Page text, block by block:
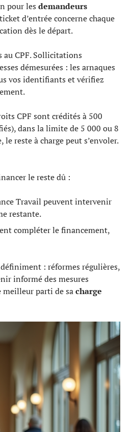
pour les demandeurs
d’entrée concerne chaque
dès le départ.
CPF. Sollicitations
démesurées : les arnaques
vos identifiants et vérifiez
CPF sont crédités à 500
dans la limite de 5 000 ou 8
le reste à charge peut s’envoler.
le reste dû :
Travail peuvent intervenir
restante.
compléter le financement,
: réformes régulières,
informé des mesures
meilleur parti de sacharge